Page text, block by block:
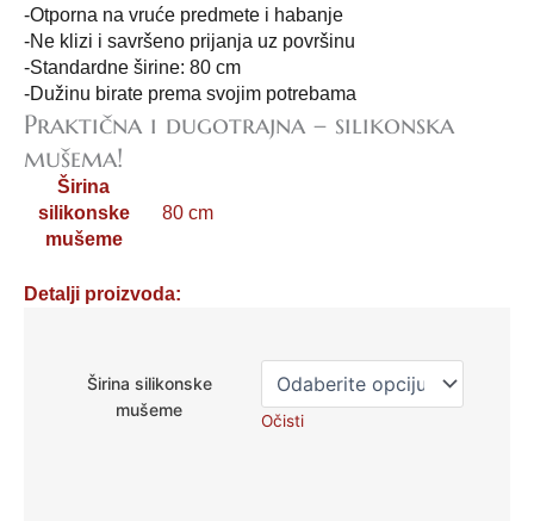
-Otporna na vruće predmete i habanje
-Ne klizi i savršeno prijanja uz površinu
-Standardne širine: 80 cm
-Dužinu birate prema svojim potrebama
Praktična i dugotrajna – silikonska
mušema!
Širina
silikonske
mušeme
80 cm
Detalji proizvoda:
Širina silikonske
mušeme
Očisti
mušema